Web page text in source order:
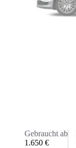
Gebraucht ab
1.650 €